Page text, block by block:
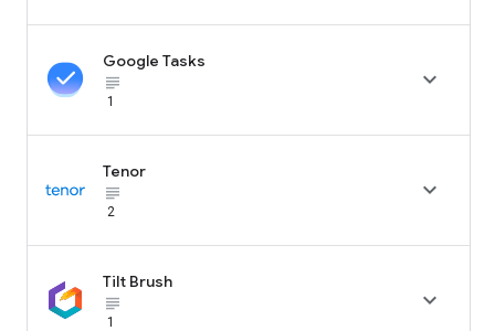
Google Tasks
subject_black
1

Tenor
subject_black
2

Tilt Brush
subject_black
1
